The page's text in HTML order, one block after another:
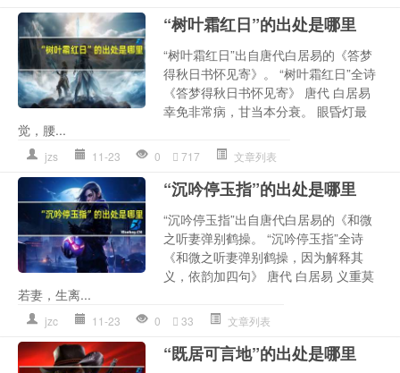
“树叶霜红日”的出处是哪里
“树叶霜红日”出自唐代白居易的《答梦
得秋日书怀见寄》。 “树叶霜红日”全诗
《答梦得秋日书怀见寄》 唐代 白居易
幸免非常病，甘当本分衰。 眼昏灯最
觉，腰...
jzs 11-23 0 717 文章列表
“沉吟停玉指”的出处是哪里
“沉吟停玉指”出自唐代白居易的《和微
之听妻弹别鹤操。 “沉吟停玉指”全诗
《和微之听妻弹别鹤操，因为解释其
义，依韵加四句》 唐代 白居易 义重莫
若妻，生离...
jzc 11-23 0 33 文章列表
“既居可言地”的出处是哪里